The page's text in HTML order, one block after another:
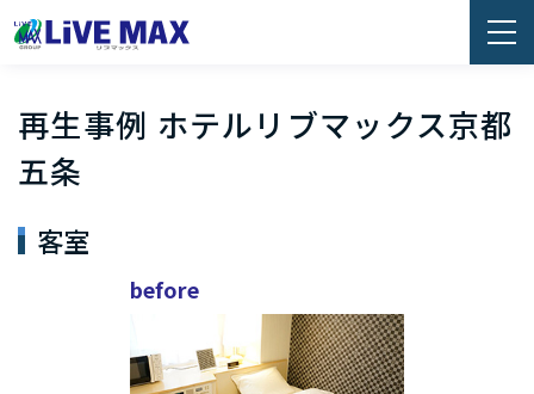
再生事例 ホテルリブマックス京都
五条
客室
before